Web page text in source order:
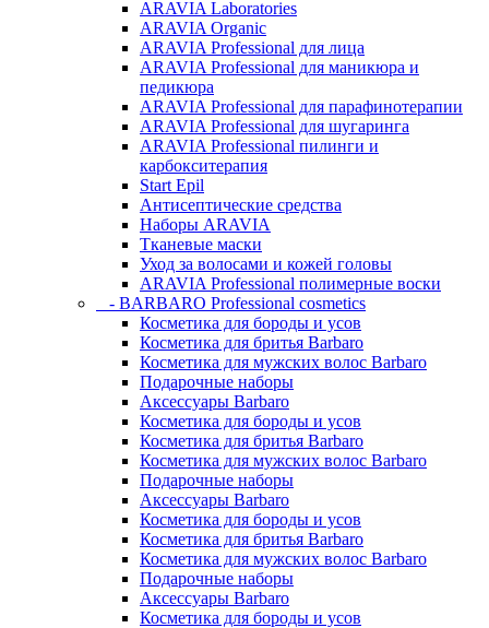
ARAVIA Laboratories
ARAVIA Organic
ARAVIA Professional для лица
ARAVIA Professional для маникюра и
педикюра
ARAVIA Professional для парафинотерапии
ARAVIA Professional для шугаринга
ARAVIA Professional пилинги и
карбокситерапия
Start Epil
Антисептические средства
Наборы ARAVIA
Тканевые маски
Уход за волосами и кожей головы
ARAVIA Professional полимерные воски
- BARBARO Professional cosmetics
Косметика для бороды и усов
Косметика для бритья Barbaro
Косметика для мужских волос Barbaro
Подарочные наборы
Аксессуары Barbaro
Косметика для бороды и усов
Косметика для бритья Barbaro
Косметика для мужских волос Barbaro
Подарочные наборы
Аксессуары Barbaro
Косметика для бороды и усов
Косметика для бритья Barbaro
Косметика для мужских волос Barbaro
Подарочные наборы
Аксессуары Barbaro
Косметика для бороды и усов